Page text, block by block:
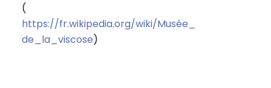
(
https://fr.wikipedia.org/wiki/Musée_
de_la_viscose)